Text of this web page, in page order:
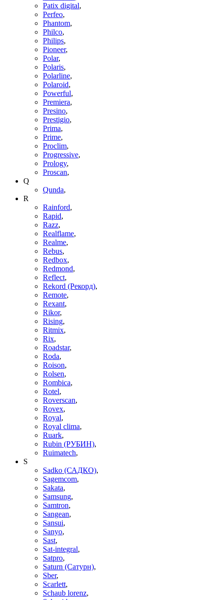
Patix digital,
Perfeo,
Phantom,
Philco,
Philips,
Pioneer,
Polar,
Polaris,
Polarline,
Polaroid,
Powerful,
Premiera,
Presino,
Prestigio,
Prima,
Prime,
Proclim,
Progressive,
Prology,
Proscan,
Q
Qunda,
R
Rainford,
Rapid,
Razz,
Realflame,
Realme,
Rebus,
Redbox,
Redmond,
Reflect,
Rekord (Рекорд),
Remote,
Rexant,
Rikor,
Rising,
Ritmix,
Rix,
Roadstar,
Roda,
Roison,
Rolsen,
Rombica,
Rotel,
Roverscan,
Rovex,
Royal,
Royal clima,
Ruark,
Rubin (РУБИН),
Ruimatech,
S
Sadko (САДКО),
Sagemcom,
Sakata,
Samsung,
Samtron,
Sangean,
Sansui,
Sanyo,
Sast,
Sat-integral,
Satpro,
Saturn (Сатурн),
Sber,
Scarlett,
Schaub lorenz,